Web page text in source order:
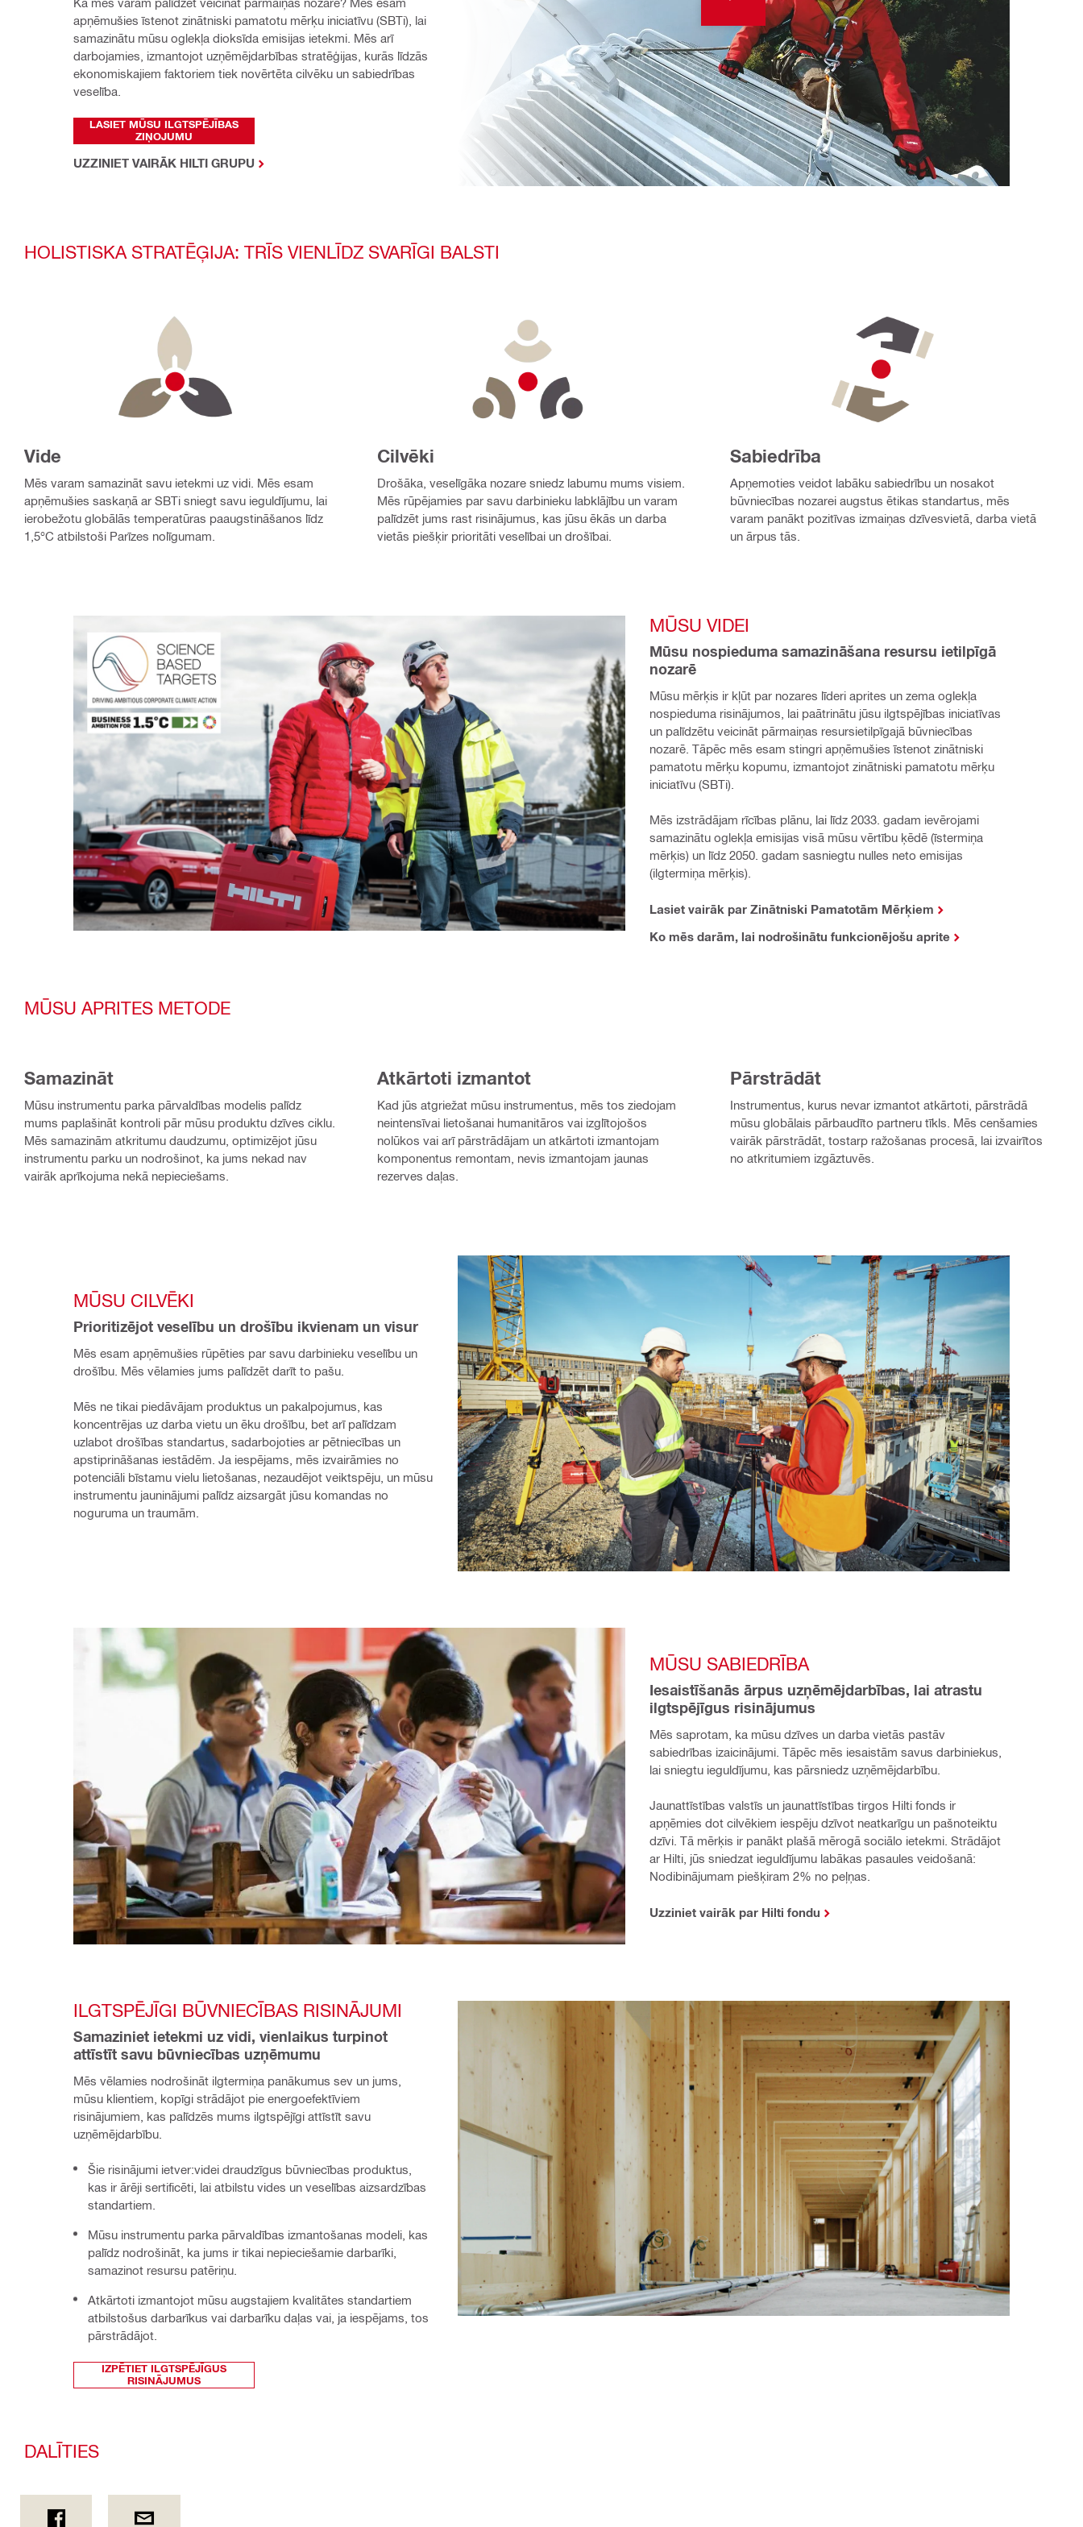
apņēmušies īstenot zinātniski pamatotu mērķu iniciatīvu (SBTi), lai
samazinātu mūsu oglekļa dioksīda emisijas ietekmi. Mēs arī
darbojamies, izmantojot uzņēmējdarbības stratēģijas, kurās līdzās
ekonomiskajiem faktoriem tiek novērtēta cilvēku un sabiedrības
veselība.
LASIET MŪSU ILGTSPĒJĪBAS
ZIŅOJUMU
UZZINIET VAIRĀK HILTI GRUPU
HOLISTISKA STRATĒĢIJA: TRĪS VIENLĪDZ SVARĪGI BALSTI
Vide
Mēs varam samazināt savu ietekmi uz vidi. Mēs esam
apņēmušies saskaņā ar SBTi sniegt savu ieguldījumu, lai
ierobežotu globālās temperatūras paaugstināšanos līdz
1,5°C atbilstoši Parīzes nolīgumam.
Cilvēki
Drošāka, veselīgāka nozare sniedz labumu mums visiem.
Mēs rūpējamies par savu darbinieku labklājību un varam
palīdzēt jums rast risinājumus, kas jūsu ēkās un darba
vietās piešķir prioritāti veselībai un drošībai.
Sabiedrība
Apņemoties veidot labāku sabiedrību un nosakot
būvniecības nozarei augstus ētikas standartus, mēs
varam panākt pozitīvas izmaiņas dzīvesvietā, darba vietā
un ārpus tās.
MŪSU VIDEI
Mūsu nospieduma samazināšana resursu ietilpīgā
nozarē
Mūsu mērķis ir kļūt par nozares līderi aprites un zema oglekļa
nospieduma risinājumos, lai paātrinātu jūsu ilgtspējības iniciatīvas
un palīdzētu veicināt pārmaiņas resursietilpīgajā būvniecības
nozarē. Tāpēc mēs esam stingri apņēmušies īstenot zinātniski
pamatotu mērķu kopumu, izmantojot zinātniski pamatotu mērķu
iniciatīvu (SBTi).
Mēs izstrādājam rīcības plānu, lai līdz 2033. gadam ievērojami
samazinātu oglekļa emisijas visā mūsu vērtību ķēdē (īstermiņa
mērķis) un līdz 2050. gadam sasniegtu nulles neto emisijas
(ilgtermiņa mērķis).
Lasiet vairāk par Zinātniski Pamatotām Mērķiem
Ko mēs darām, lai nodrošinātu funkcionējošu aprite
MŪSU APRITES METODE
Samazināt
Mūsu instrumentu parka pārvaldības modelis palīdz
mums paplašināt kontroli pār mūsu produktu dzīves ciklu.
Mēs samazinām atkritumu daudzumu, optimizējot jūsu
instrumentu parku un nodrošinot, ka jums nekad nav
vairāk aprīkojuma nekā nepieciešams.
Atkārtoti izmantot
Kad jūs atgriežat mūsu instrumentus, mēs tos ziedojam
neintensīvai lietošanai humanitāros vai izglītojošos
nolūkos vai arī pārstrādājam un atkārtoti izmantojam
komponentus remontam, nevis izmantojam jaunas
rezerves daļas.
Pārstrādāt
Instrumentus, kurus nevar izmantot atkārtoti, pārstrādā
mūsu globālais pārbaudīto partneru tīkls. Mēs cenšamies
vairāk pārstrādāt, tostarp ražošanas procesā, lai izvairītos
no atkritumiem izgāztuvēs.
MŪSU CILVĒKI
Prioritizējot veselību un drošību ikvienam un visur
Mēs esam apņēmušies rūpēties par savu darbinieku veselību un
drošību. Mēs vēlamies jums palīdzēt darīt to pašu.
Mēs ne tikai piedāvājam produktus un pakalpojumus, kas
koncentrējas uz darba vietu un ēku drošību, bet arī palīdzam
uzlabot drošības standartus, sadarbojoties ar pētniecības un
apstiprināšanas iestādēm. Ja iespējams, mēs izvairāmies no
potenciāli bīstamu vielu lietošanas, nezaudējot veiktspēju, un mūsu
instrumentu jauninājumi palīdz aizsargāt jūsu komandas no
noguruma un traumām.
MŪSU SABIEDRĪBA
Iesaistīšanās ārpus uzņēmējdarbības, lai atrastu
ilgtspējīgus risinājumus
Mēs saprotam, ka mūsu dzīves un darba vietās pastāv
sabiedrības izaicinājumi. Tāpēc mēs iesaistām savus darbiniekus,
lai sniegtu ieguldījumu, kas pārsniedz uzņēmējdarbību.
Jaunattīstības valstīs un jaunattīstības tirgos Hilti fonds ir
apņēmies dot cilvēkiem iespēju dzīvot neatkarīgu un pašnoteiktu
dzīvi. Tā mērķis ir panākt plašā mērogā sociālo ietekmi. Strādājot
ar Hilti, jūs sniedzat ieguldījumu labākas pasaules veidošanā:
Nodibinājumam piešķiram 2% no peļņas.
Uzziniet vairāk par Hilti fondu
ILGTSPĒJĪGI BŪVNIECĪBAS RISINĀJUMI
Samaziniet ietekmi uz vidi, vienlaikus turpinot
attīstīt savu būvniecības uzņēmumu
Mēs vēlamies nodrošināt ilgtermiņa panākumus sev un jums,
mūsu klientiem, kopīgi strādājot pie energoefektīviem
risinājumiem, kas palīdzēs mums ilgtspējīgi attīstīt savu
uzņēmējdarbību.
Šie risinājumi ietver:videi draudzīgus būvniecības produktus,
kas ir ārēji sertificēti, lai atbilstu vides un veselības aizsardzības
standartiem.
Mūsu instrumentu parka pārvaldības izmantošanas modeli, kas
palīdz nodrošināt, ka jums ir tikai nepieciešamie darbarīki,
samazinot resursu patēriņu.
Atkārtoti izmantojot mūsu augstajiem kvalitātes standartiem
atbilstošus darbarīkus vai darbarīku daļas vai, ja iespējams, tos
pārstrādājot.
IZPĒTIET ILGTSPĒJĪGUS
RISINĀJUMUS
DALĪTIES